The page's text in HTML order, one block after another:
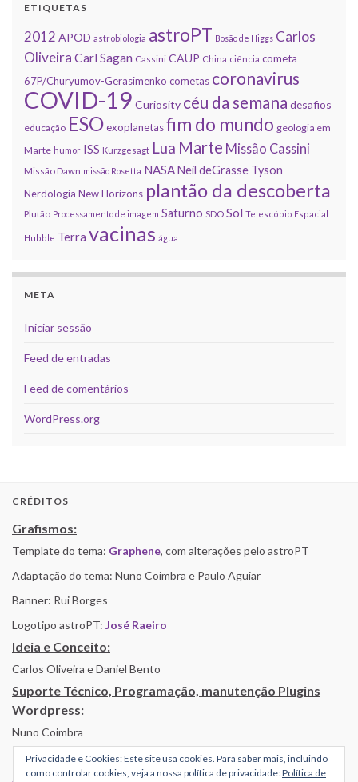
ETIQUETAS
2012 APOD astrobiologia astroPT Bosão de Higgs Carlos
Oliveira Carl Sagan Cassini CAUP China ciência cometa
67P/Churyumov-Gerasimenko cometas coronavirus
COVID-19 Curiosity céu da semana desafios
educação ESOexoplanetasfim do mundo geologia em
Marte humor ISS Kurzgesagt Lua Marte Missão Cassini
Missão Dawn missão Rosetta NASANeil deGrasse Tyson
Nerdologia New Horizons plantão da descoberta
Plutão Processamento de imagem Saturno SDO Sol Telescópio Espacial
Hubble Terra vacinas água
META
Iniciar sessão
Feed de entradas
Feed de comentários
WordPress.org
CRÉDITOS
Grafismos:
Template do tema: Graphene, com alterações pelo astroPT
Adaptação do tema: Nuno Coimbra e Paulo Aguiar
Banner: Rui Borges
Logotipo astroPT: José Raeiro
Ideia e Conceito:
Carlos Oliveira e Daniel Bento
Suporte Técnico, Programação, manutenção Plugins
Wordpress:
Nuno Coimbra
Alojamento por Simbiose
Privacidade e Cookies: Este site usa cookies. Para saber mais, incluindo
como controlar cookies, veja a nossa política de privacidade:Política de